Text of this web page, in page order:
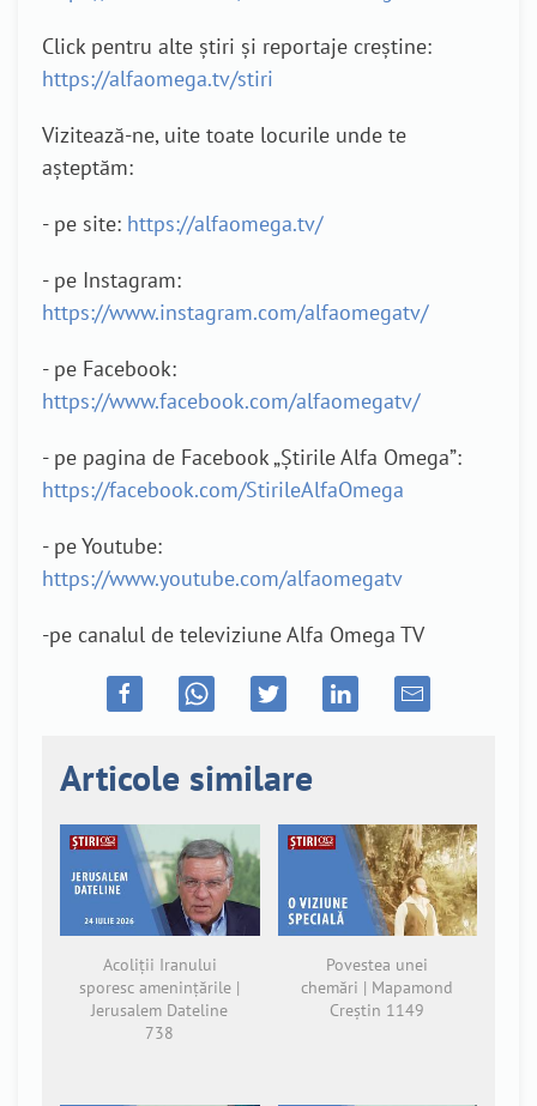
Click pentru alte știri și reportaje creștine:
https://alfaomega.tv/stiri
Vizitează-ne, uite toate locurile unde te
așteptăm:
- pe site: https://alfaomega.tv/
- pe Instagram:
https://www.instagram.com/alfaomegatv/
- pe Facebook:
https://www.facebook.com/alfaomegatv/
- pe pagina de Facebook „Știrile Alfa Omega”:
https://facebook.com/StirileAlfaOmega
- pe Youtube:
https://www.youtube.com/alfaomegatv
-pe canalul de televiziune Alfa Omega TV
Articole similare
Acoliții Iranului
sporesc amenințările |
Jerusalem Dateline
738
Povestea unei
chemări | Mapamond
Creștin 1149